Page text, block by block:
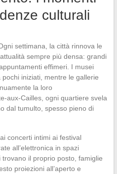
culturali
settimana, la città rinnova le
sempre più densa: grandi
effimeri. I musei
iniziati, mentre le gallerie
la loro
aux-Cailles, ogni quartiere svela
dal tumulto, spesso pieno di
concerti intimi ai festival
all’elettronica in spazi
il proprio posto, famiglie
proiezioni all’aperto e